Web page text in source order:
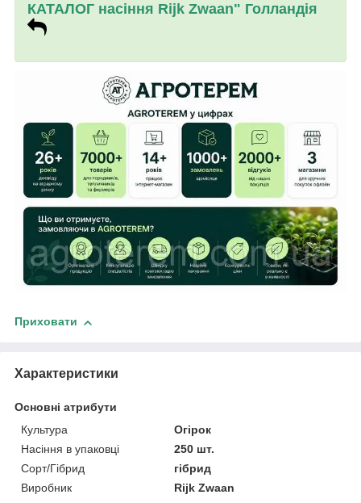
КАТАЛОГ насіння Rijk Zwaan" Голландія
Приховати
Характеристики
Основні атрибути
Культура
Огірок
Насіння в упаковці
250 шт.
Сорт/Гібрид
гібрид
Виробник
Rijk Zwaan